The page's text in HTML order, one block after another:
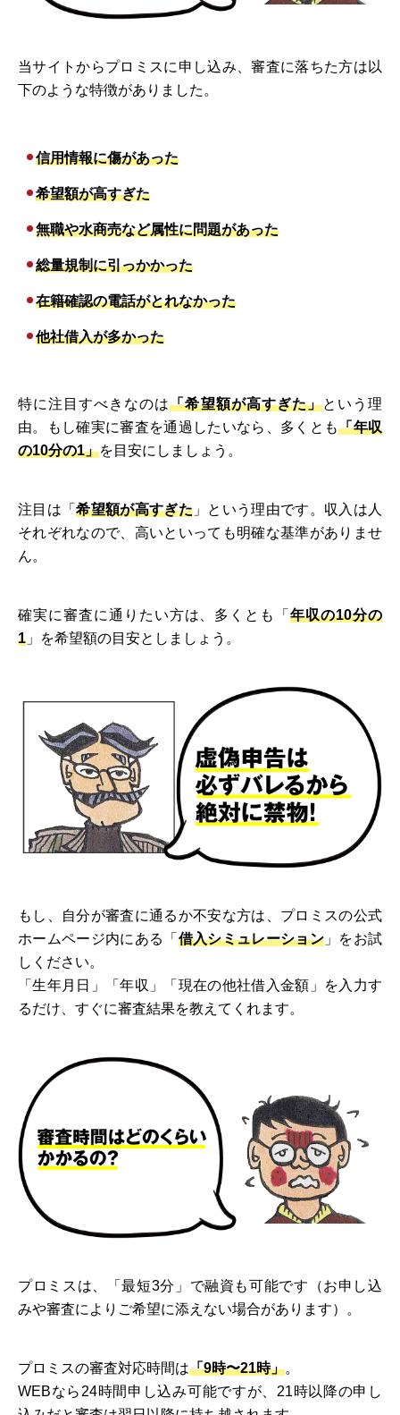
当サイトからプロミスに申し込み、審査に落ちた方は以
下のような特徴がありました。
信用情報に傷があった
希望額が高すぎた
無職や水商売など属性に問題があった
総量規制に引っかかった
在籍確認の電話がとれなかった
他社借入が多かった
特に注目すべきなのは「希望額が高すぎた」という理
由。もし確実に審査を通過したいなら、多くとも「年収
の10分の1」を目安にしましょう。
注目は「希望額が高すぎた 」という理由です。収入は人
それぞれなので、高いといっても明確な基準がありませ
ん。
確実に審査に通りたい方は、多くとも「年収の10分の
1 」を希望額の目安としましょう。
もし、自分が審査に通るか不安な方は、プロミスの公式
ホームページ内にある「 借入シミュレーション 」をお試
しください。
「生年月日」「年収」「現在の他社借入金額」を入力す
るだけ、すぐに審査結果を教えてくれます。
プロミスは、「最短3分」で融資も可能です（お申し込
みや審査によりご希望に添えない場合があります）。
プロミスの審査対応時間は「9時〜21時」。
WEBなら24時間申し込み可能ですが、21時以降の申し